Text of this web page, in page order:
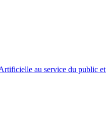
au service du public et